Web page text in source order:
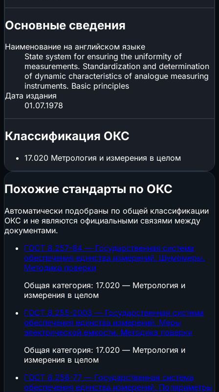
Основные сведения
Наименование на английском языке
State system for ensuring the uniformity of
measurements. Standardization and determination
of dynamic characteristics of analogue measuring
instruments. Basic principles
Дата издания
01.07.1978
Классификация ОКС
17.020 Метрология и измерения в целом
Похожие стандарты по ОКС
Автоматически подобраны по общей классификации
ОКС и не являются официальными связями между
документами.
ГОСТ 8.257-84 — Государственная система
обеспечения единства измерений. Шумомеры.
Методика поверки
Общая категория: 17.020 — Метрология и
измерения в целом
ГОСТ 8.255-2003 — Государственная система
обеспечения единства измерений. Меры
электрической емкости. Методика поверки
Общая категория: 17.020 — Метрология и
измерения в целом
ГОСТ 8.258-77 — Государственная система
обеспечения единства измерений. Поляриметры